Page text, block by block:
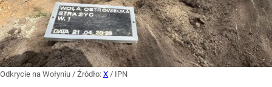
Odkrycie na Wołyniu / Źródło: X / IPN